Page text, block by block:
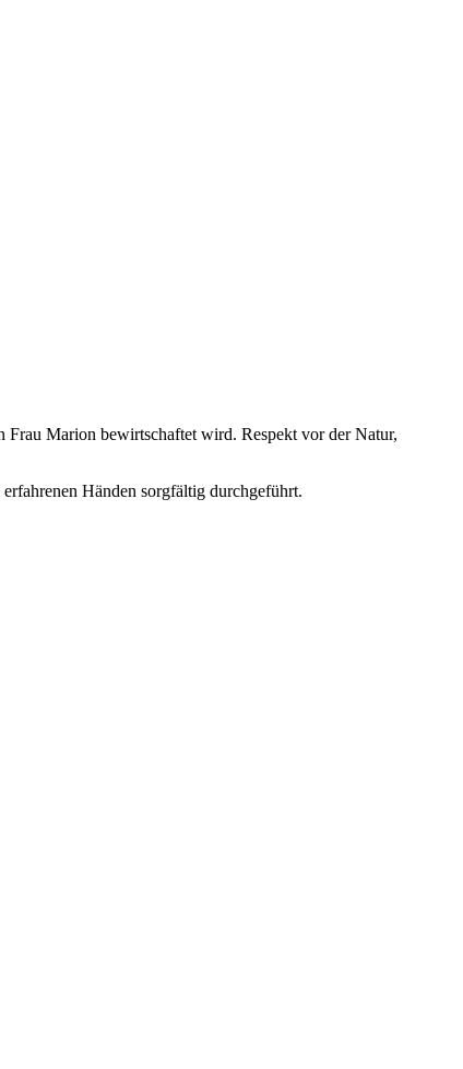
Frau Marion bewirtschaftet wird. Respekt vor der Natur,
Händen sorgfältig durchgeführt.